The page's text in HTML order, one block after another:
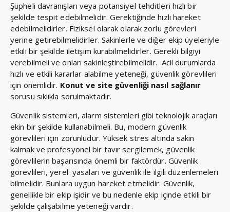
Şüpheli davranışları veya potansiyel tehditleri hızlı bir
şekilde tespit edebilmelidir. Gerektiğinde hızlı hareket
edebilmelidirler. Fiziksel olarak olarak zorlu görevleri
yerine getirebilmelidirler. Sakinlerle ve diğer ekip üyeleriyle
etkili bir şekilde iletişim kurabilmelidirler. Gerekli bilgiyi
verebilmeli ve onları sakinleştirebilmelidir. Acil durumlarda
hızlı ve etkili kararlar alabilme yeteneği, güvenlik görevlileri
için önemlidir. Konut ve site güvenliği nasıl sağlanır
sorusu sıklıkla sorulmaktadır.
Güvenlik sistemleri, alarm sistemleri gibi teknolojik araçları
ekin bir şekilde kullanabilmeli. Bu, modern güvenlik
görevlileri için zorunludur. Yüksek stres altında sakin
kalmak ve profesyonel bir tavır sergilemek, güvenlik
görevlilerin başarısında önemli bir faktördür. Güvenlik
görevlileri, yerel yasaları ve güvenlik ile ilgili düzenlemeleri
bilmelidir. Bunlara uygun hareket etmelidir. Güvenlik,
genellikle bir ekip işidir ve bu nedenle ekip içinde etkili bir
şekilde çalışabilme yeteneği vardır.